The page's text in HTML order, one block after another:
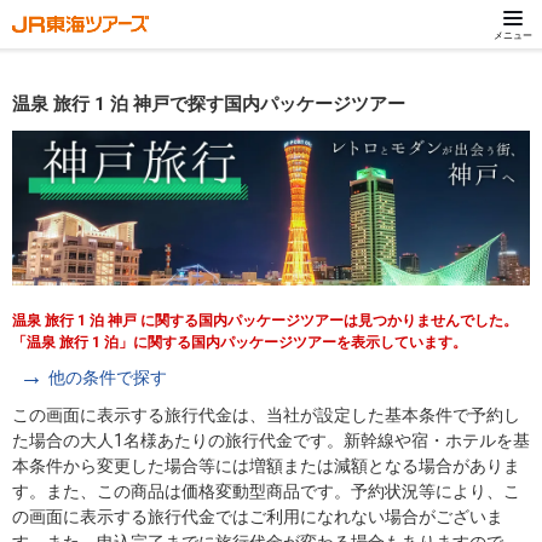
メニュー
温泉 旅行 1 泊 神戸で探す国内パッケージツアー
温泉 旅行 1 泊 神戸 に関する国内パッケージツアーは見つかりませんでした。
「温泉 旅行 1 泊」に関する国内パッケージツアーを表示しています。
他の条件で探す
この画面に表示する旅行代金は、当社が設定した基本条件で予約し
た場合の大人1名様あたりの旅行代金です。新幹線や宿・ホテルを基
本条件から変更した場合等には増額または減額となる場合がありま
す。また、この商品は価格変動型商品です。予約状況等により、こ
の画面に表示する旅行代金ではご利用になれない場合がございま